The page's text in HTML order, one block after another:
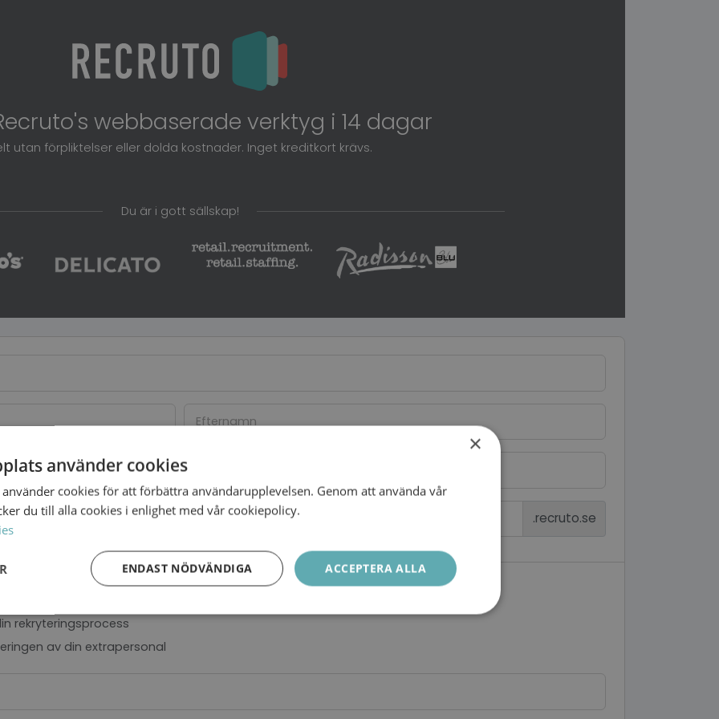
webbaserade verktyg i 14 dagar
utan förpliktelser eller dolda kostnader. Inget kreditkort krävs.
Du är i gott sällskap!
Efternamn
.recruto.se
rekryteringsprocess
av din extrapersonal
SWEDISH
×
använder cookies
cookies för att förbättra användarupplevelsen. Genom att använda vår
du till alla cookies i enlighet med vår cookiepolicy.
ACCEPTERA ALLA
ENDAST NÖDVÄNDIGA
Prestanda Inriktning Funktioner Oklassificerade